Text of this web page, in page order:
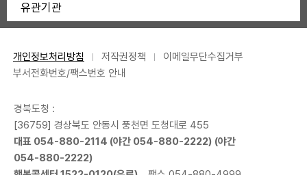
유관기관
개인정보처리방침 저작권정책
이메일무단수집거부
부서전화번호/팩스번호 안내
경북도청 :
[36759] 경상북도 안동시 풍천면 도청대로 455
대표 054-880-2114 (야간 054-880-2222) (야간
054-880-2222)